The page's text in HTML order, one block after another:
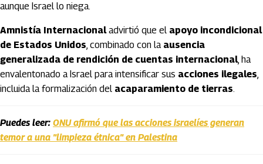
aunque Israel lo niega.
Amnistía Internacionaladvirtió que el apoyo incondicional
de Estados Unidos, combinado con la ausencia
generalizada de rendición de cuentas internacional, ha
envalentonado a Israel para intensificar sus acciones ilegales,
incluida la formalización del acaparamiento de tierras.
Puedes leer: ONU afirmó que las acciones israelíes generan
temor a una "limpieza étnica" en Palestina